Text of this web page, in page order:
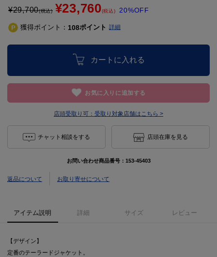
¥29,700(税込) ¥23,760(税込) 20%OFF
獲得ポイント： 108ポイント 詳細
カートに入れる
お気に入りに追加する
店頭受取り可： 受取り対象店舗はこちら >
チャット相談をする 店頭在庫を見る
お問い合わせ商品番号： 153-45403
返品について お取り寄せについて
アイテム説明 詳細 サイズ レビュー
【デザイン】
定番のテーラードジャケット。